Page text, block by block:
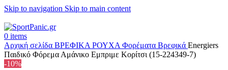
Skip to navigation Skip to main content
0 items
Αρχική σελίδα ΒΡΕΦΙΚΑ ΡΟΥΧΑ Φορέματα Βρεφικά Energiers
Παιδικό Φόρεμα Αμάνικο Εμπριμε Κορίτσι (15-224349-7)
-10%